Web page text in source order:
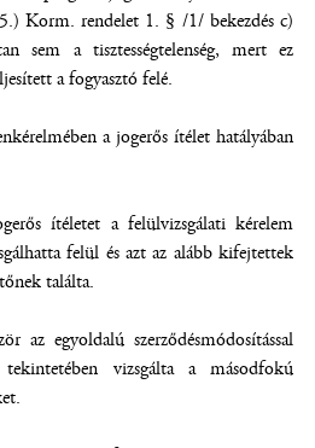
Korm. rendelet 1. § /1/ bekezdés c)
sem a tisztességtelenség, mert ez
a fogyasztó felé.
a jogerős ítélet hatályában
ítéletet a felülvizsgálati kérelem
felül és azt az alább kifejtettek
találta.
az egyoldalú szerződésmódosítással
tekintetében vizsgálta a másodfokú